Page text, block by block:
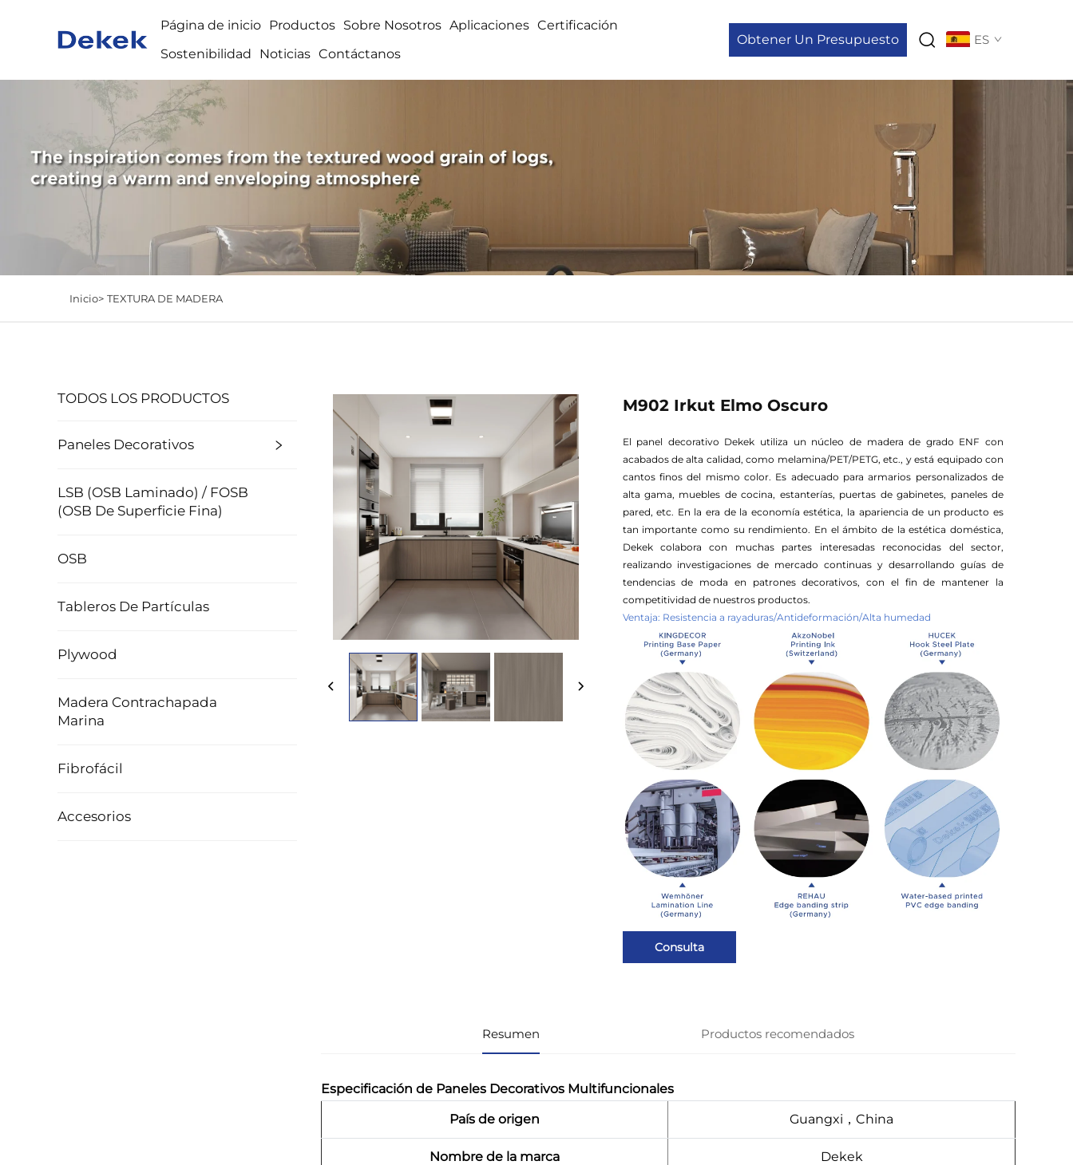
Página de inicio Productos Sobre Nosotros Aplicaciones Certificación
Sostenibilidad
Noticias Contáctanos
Obtener Un Presupuesto ES
Inicio> TEXTURA DE MADERA
TODOS LOS PRODUCTOS
Paneles Decorativos
LSB (OSB Laminado) / FOSB
(OSB De Superficie Fina)
OSB
Tableros De Partículas
Plywood
Madera Contrachapada
Marina
Fibrofácil
Accesorios
M902 Irkut Elmo Oscuro
El panel decorativo Dekek utiliza un núcleo de madera de grado ENF con
acabados de alta calidad, como melamina/PET/PETG, etc., y está equipado con
cantos finos del mismo color. Es adecuado para armarios personalizados de
alta gama, muebles de cocina, estanterías, puertas de gabinetes, paneles de
pared, etc. En la era de la economía estética, la apariencia de un producto es
tan importante como su rendimiento. En el ámbito de la estética doméstica,
Dekek colabora con muchas partes interesadas reconocidas del sector,
realizando investigaciones de mercado continuas y desarrollando guías de
tendencias de moda en patrones decorativos, con el fin de mantener la
competitividad de nuestros productos.
Ventaja: Resistencia a rayaduras/Antideformación/Alta humedad
Consulta
Resumen Productos recomendados
Especificación de Paneles Decorativos Multifuncionales
País de origen
Guangxi，China
Nombre de la marca Dekek